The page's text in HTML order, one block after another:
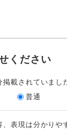
ください
載されていまし
普通
表現は分かりや